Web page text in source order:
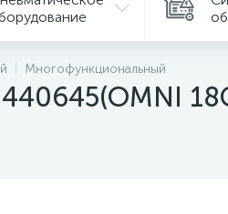
Многофункциональный